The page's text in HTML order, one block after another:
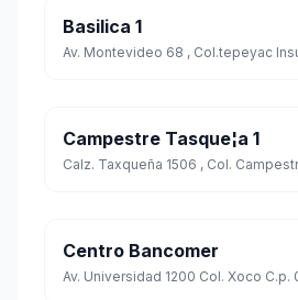
Basilica 1
Campestre Tasque¦a 1
Centro Bancomer